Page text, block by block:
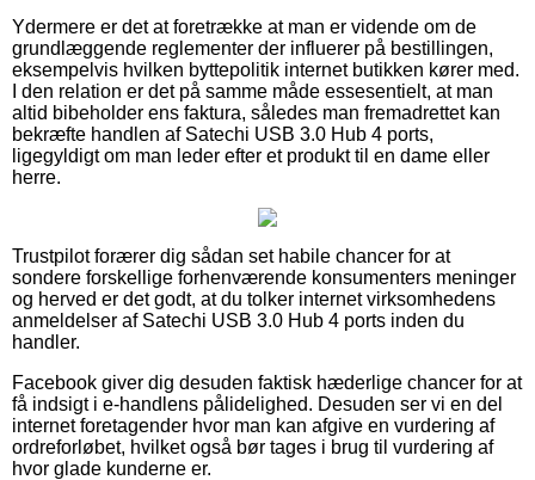
Ydermere er det at foretrække at man er vidende om de
grundlæggende reglementer der influerer på bestillingen,
eksempelvis hvilken byttepolitik internet butikken kører med.
I den relation er det på samme måde essesentielt, at man
altid bibeholder ens faktura, således man fremadrettet kan
bekræfte handlen af Satechi USB 3.0 Hub 4 ports,
ligegyldigt om man leder efter et produkt til en dame eller
herre.
Trustpilot forærer dig sådan set habile chancer for at
sondere forskellige forhenværende konsumenters meninger
og herved er det godt, at du tolker internet virksomhedens
anmeldelser af Satechi USB 3.0 Hub 4 ports inden du
handler.
Facebook giver dig desuden faktisk hæderlige chancer for at
få indsigt i e-handlens pålidelighed. Desuden ser vi en del
internet foretagender hvor man kan afgive en vurdering af
ordreforløbet, hvilket også bør tages i brug til vurdering af
hvor glade kunderne er.